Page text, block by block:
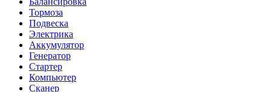
Тормоза
Подвеска
Электрика
Аккумулятор
Генератор
Стартер
Компьютер
Сканер